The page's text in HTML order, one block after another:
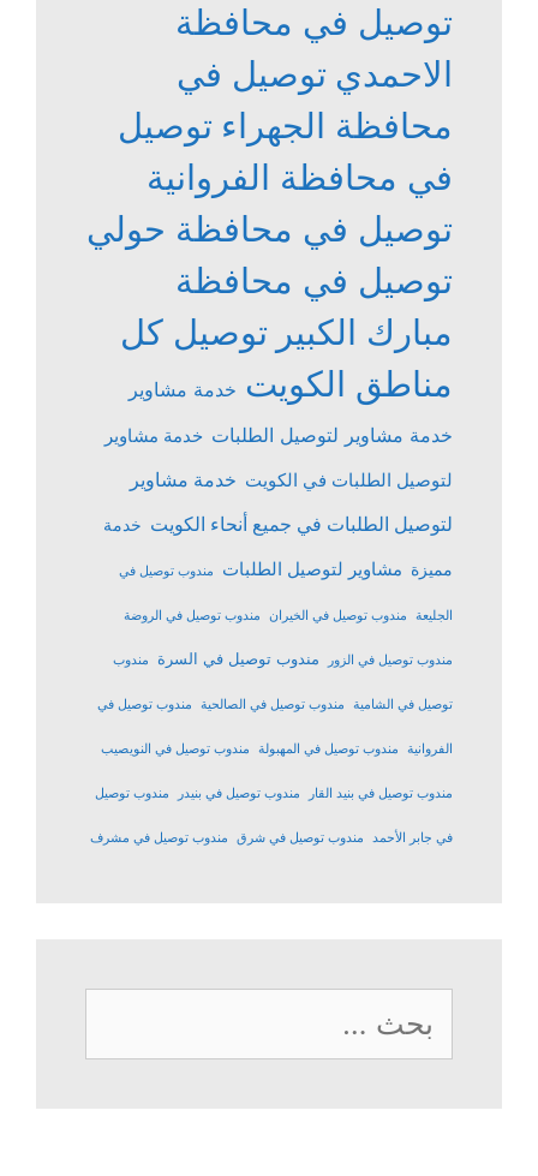
توصيل في محافظة
الاحمدي توصيل في
محافظة الجهراء توصيل
في محافظة الفروانية
توصيل في محافظة حولي
توصيل في محافظة
مبارك الكبير توصيل كل
مناطق الكويت خدمة مشاوير
خدمة مشاوير لتوصيل الطلبات خدمة مشاوير
لتوصيل الطلبات في الكويت خدمة مشاوير
لتوصيل الطلبات في جميع أنحاء الكويت خدمة
مميزة مشاوير لتوصيل الطلبات مندوب توصيل في
الجليعة مندوب توصيل في الخيران مندوب توصيل في الروضة
مندوب توصيل في الزور مندوب توصيل في السرة مندوب
توصيل في الشامية مندوب توصيل في الصالحية مندوب توصيل في
الفروانية مندوب توصيل في المهبولة مندوب توصيل في النويصيب
مندوب توصيل في بنيد القار مندوب توصيل في بنيدر مندوب توصيل
في جابر الأحمد مندوب توصيل في شرق مندوب توصيل في مشرف
البحث
عن: